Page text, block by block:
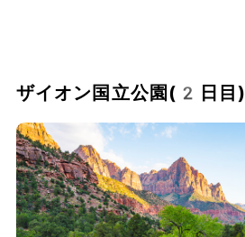
ザイオン国立公園(2日目)